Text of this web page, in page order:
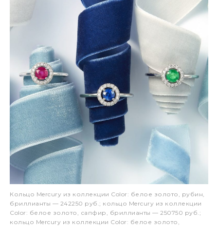
Кольцо Mercury из коллекции Color: белое золото, рубин,
бриллианты — 242250 руб.; кольцо Mercury из коллекции
Color: белое золото, сапфир, бриллианты — 250750 руб.;
кольцо Mercury из коллекции Color: белое золото,